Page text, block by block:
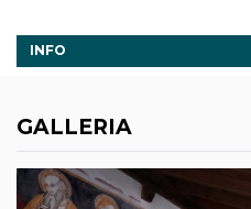
INFO
GALLERIA